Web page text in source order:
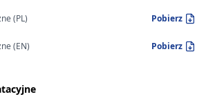
(PL) Pobierz
(EN) Pobierz